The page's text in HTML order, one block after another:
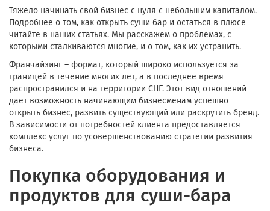
Тяжело начинать свой бизнес с нуля с небольшим капиталом.
Подробнее о том, как открыть суши бар и остаться в плюсе
читайте в наших статьях. Мы расскажем о проблемах, с
которыми сталкиваются многие, и о том, как их устранить.
Франчайзинг – формат, который широко используется за
границей в течение многих лет, а в последнее время
распространился и на территории СНГ. Этот вид отношений
дает возможность начинающим бизнесменам успешно
открыть бизнес, развить существующий или раскрутить бренд.
В зависимости от потребностей клиента предоставляется
комплекс услуг по усовершенствованию стратегии развития
бизнеса.
Покупка оборудования и
продуктов для суши-бара